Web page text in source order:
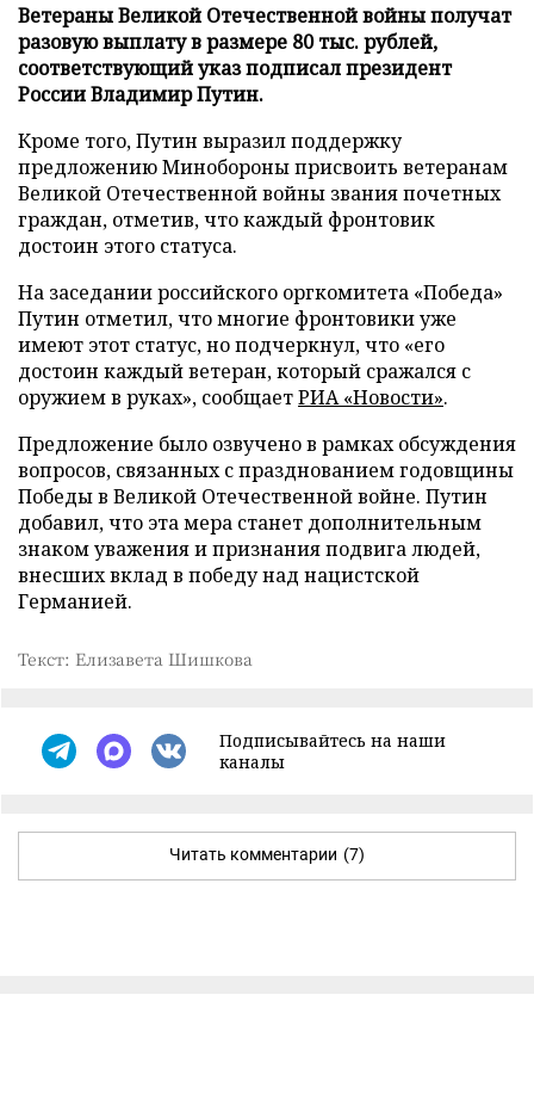
Ветераны Великой Отечественной войны получат
разовую выплату в размере 80 тыс. рублей,
соответствующий указ подписал президент
России Владимир Путин.
Кроме того, Путин выразил поддержку
предложению Минобороны присвоить ветеранам
Великой Отечественной войны звания почетных
граждан, отметив, что каждый фронтовик
достоин этого статуса.
На заседании российского оргкомитета «Победа»
Путин отметил, что многие фронтовики уже
имеют этот статус, но подчеркнул, что «его
достоин каждый ветеран, который сражался с
оружием в руках», сообщаетРИА «Новости».
Предложение было озвучено в рамках обсуждения
вопросов, связанных с празднованием годовщины
Победы в Великой Отечественной войне. Путин
добавил, что эта мера станет дополнительным
знаком уважения и признания подвига людей,
внесших вклад в победу над нацистской
Германией.
Текст: Елизавета Шишкова
Подписывайтесь на наши
каналы
Читать комментарии (7)